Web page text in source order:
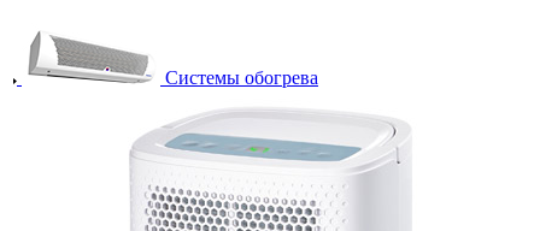
Системы обогрева